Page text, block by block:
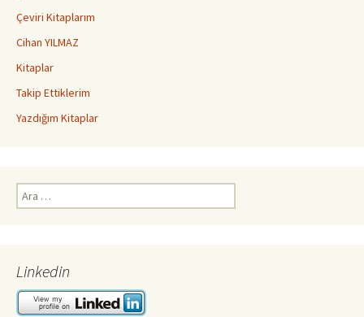
Çeviri Kitaplarım
Cihan YILMAZ
Kitaplar
Takip Ettiklerim
Yazdığım Kitaplar
Arama:
Linkedin